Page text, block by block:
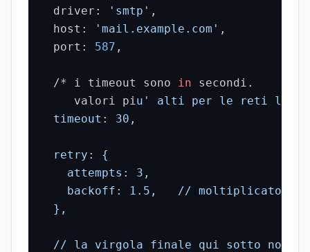
  driver:
'smtp' ,
  host:
'mail.example.com' ,
  port:
587 ,
  /* i timeout sono
in secondi.
     valori pi
u' alti per le reti
  timeout: 30,
  retry: {
    attempts: 3,
backoff: 1.5,   // moltiplicatore
  },
  // la virgola finale qui sotto non e'